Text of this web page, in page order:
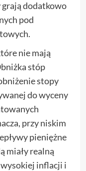
dodatkowo
pod
nie mają
stóp
stopy
do wyceny
przy niskim
pieniężne
miały realną
inflacji i